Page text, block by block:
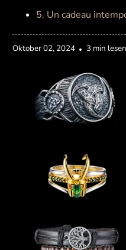
5. Un cadeau
Oktober 02, 2024 3 min